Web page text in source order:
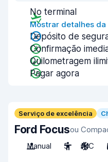
No terminal
Mostrar detalhes
Depósito de
Confirmação
Quilometragem
Pagar agora
Serviço de excelência
Ford Focusou
Manual
5 A/C